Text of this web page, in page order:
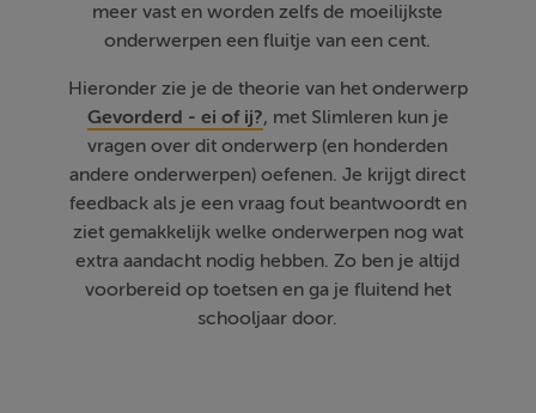
meer vast en worden zelfs de moeilijkste
onderwerpen een fluitje van een cent.
Hieronder zie je de theorie van het onderwerp
Gevorderd - ei of ij?, met Slimleren kun je
vragen over dit onderwerp (en honderden
andere onderwerpen) oefenen. Je krijgt direct
feedback als je een vraag fout beantwoordt en
ziet gemakkelijk welke onderwerpen nog wat
extra aandacht nodig hebben. Zo ben je altijd
voorbereid op toetsen en ga je fluitend het
schooljaar door.